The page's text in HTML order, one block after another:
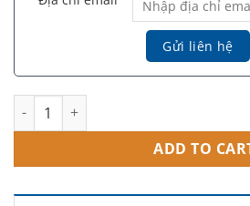
Toskani Hyaluronidase 1500UI -
ADD TO